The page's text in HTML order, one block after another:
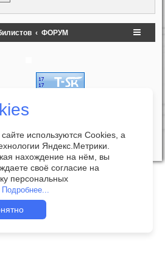
ФОРУМ
сайта прямая ссылка на
используются Cookies, а
Яндекс.Метрики.
нахождение на нём, вы
своё согласие на
персональных
Подробнее...